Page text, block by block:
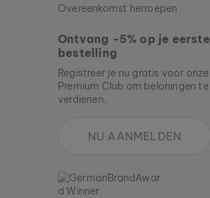
Overeenkomst herroepen
Ontvang -5% op je eerste
bestelling
Registreer je nu gratis voor onze
Premium Club om beloningen te
verdienen.
NU AANMELDEN